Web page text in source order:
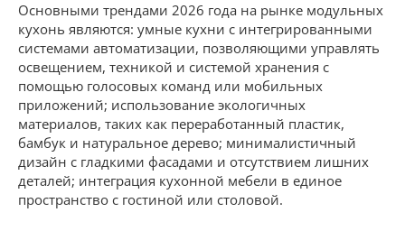
Основными трендами 2026 года на рынке модульных
кухонь являются: умные кухни с интегрированными
системами автоматизации, позволяющими управлять
освещением, техникой и системой хранения с
помощью голосовых команд или мобильных
приложений; использование экологичных
материалов, таких как переработанный пластик,
бамбук и натуральное дерево; минималистичный
дизайн с гладкими фасадами и отсутствием лишних
деталей; интеграция кухонной мебели в единое
пространство с гостиной или столовой.